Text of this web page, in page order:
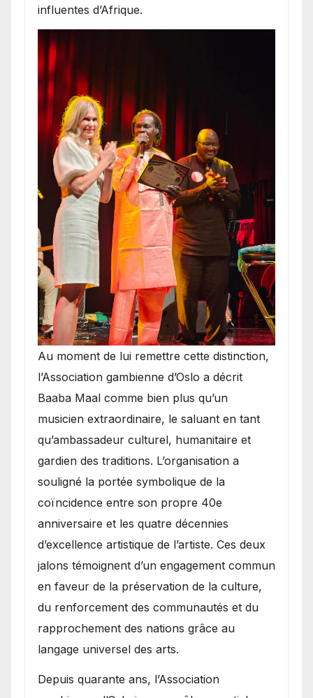
influentes d’Afrique.
​Au moment de lui remettre cette distinction,
l’Association gambienne d’Oslo a décrit
Baaba Maal comme bien plus qu’un
musicien extraordinaire, le saluant en tant
qu’ambassadeur culturel, humanitaire et
gardien des traditions. L’organisation a
souligné la portée symbolique de la
coïncidence entre son propre 40e
anniversaire et les quatre décennies
d’excellence artistique de l’artiste. Ces deux
jalons témoignent d’un engagement commun
en faveur de la préservation de la culture,
du renforcement des communautés et du
rapprochement des nations grâce au
langage universel des arts.
​Depuis quarante ans, l’Association